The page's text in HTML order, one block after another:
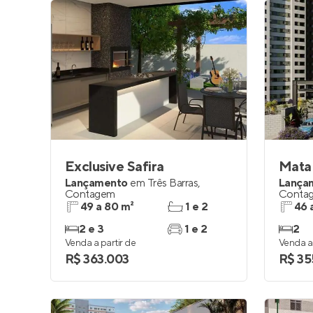
Exclusive Safira
Lançamento em Três Barras,
Contagem
49 a 80 m²
2 e 3
1 e 2
1 e 2
Venda a partir de
R$ 363.003
46
2
Venda
R$